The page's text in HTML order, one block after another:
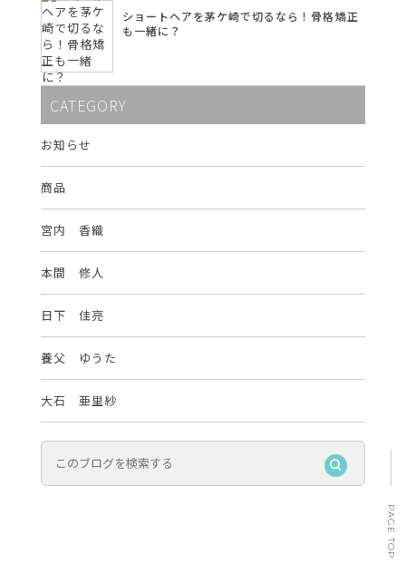
ショートヘアを茅ケ崎で切るなら！骨格矯正
も一緒に？
CATEGORY
お知らせ
商品
宮内 香織
本間 修人
日下 佳亮
養父 ゆうた
大石 亜里紗
PAGE TOP